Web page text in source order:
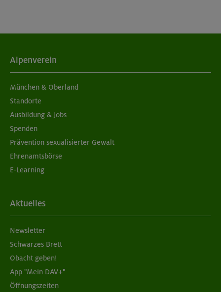
Alpenverein
München & Oberland
Standorte
Ausbildung & Jobs
Spenden
Prävention sexualisierter Gewalt
Ehrenamtsbörse
E-Learning
Aktuelles
Newsletter
Schwarzes Brett
Obacht geben!
App "Mein DAV+"
Öffnungszeiten